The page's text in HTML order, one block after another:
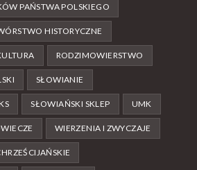
PAŃSTWA POLSKIEGO
HISTORYCZNE
RODZIMOWIERSTWO
SŁOWIANIE
SŁOWIAŃSKI SKLEP UMK
WIERZENIA I ZWYCZAJE